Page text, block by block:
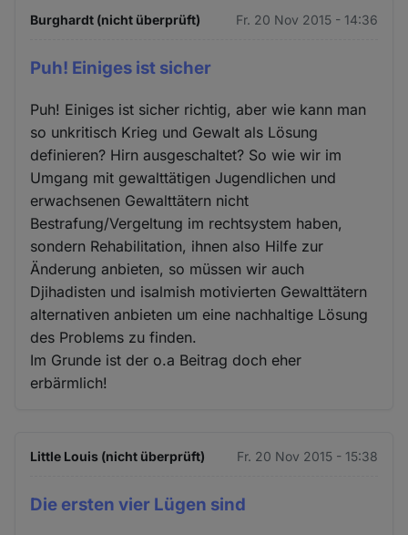
Burghardt (nicht überprüft) Fr. 20 Nov 2015 - 14:36
Puh! Einiges ist sicher
Puh! Einiges ist sicher richtig, aber wie kann man
so unkritisch Krieg und Gewalt als Lösung
definieren? Hirn ausgeschaltet? So wie wir im
Umgang mit gewalttätigen Jugendlichen und
erwachsenen Gewalttätern nicht
Bestrafung/Vergeltung im rechtsystem haben,
sondern Rehabilitation, ihnen also Hilfe zur
Änderung anbieten, so müssen wir auch
Djihadisten und isalmish motivierten Gewalttätern
alternativen anbieten um eine nachhaltige Lösung
des Problems zu finden.
Im Grunde ist der o.a Beitrag doch eher
erbärmlich!
Little Louis (nicht überprüft) Fr. 20 Nov 2015 - 15:38
Die ersten vier Lügen sind